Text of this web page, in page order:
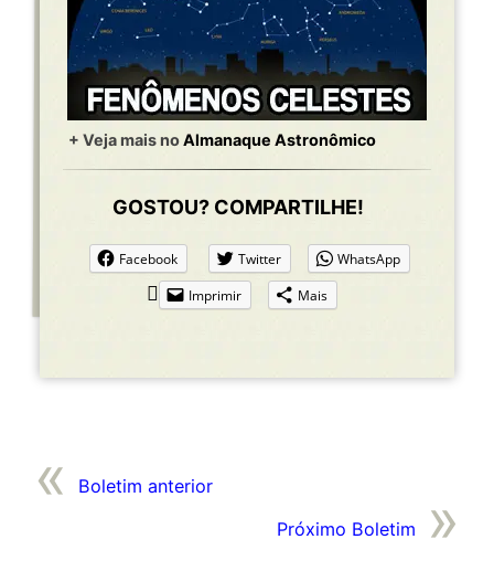
+ Veja mais noAlmanaque Astronômico
GOSTOU? COMPARTILHE!
Facebook Twitter
WhatsApp
Imprimir
Mais
Boletim anterior
Próximo Boletim